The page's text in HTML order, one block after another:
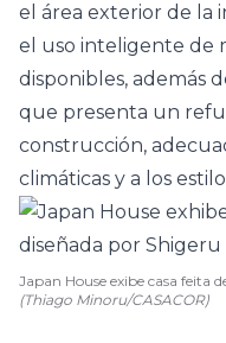
el área exterior de la
el uso inteligente de
disponibles, además
que presenta un
construcción,
climáticas y a los
Japan House exibe casa feita
(Thiago Minoru/CASACOR)